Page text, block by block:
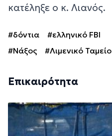
κατέληξε ο κ. Λιανός.
#δόντια
#ελληνικό FBI
#Νάξος
#Λιμενικό Ταμείο
Επικαιρότητα